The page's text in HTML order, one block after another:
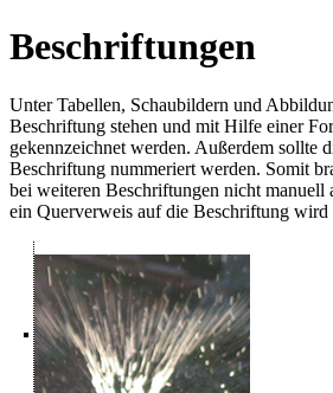
Beschriftungen
Unter Tabellen, Schaubildern und
Beschriftung stehen und mit Hilfe einer
gekennzeichnet werden. Außerdem sollte
Beschriftung nummeriert werden. Somit
bei weiteren Beschriftungen nicht manuell
ein Querverweis auf die Beschriftung wird